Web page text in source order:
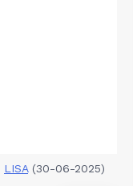
LISA(30-06-2025)